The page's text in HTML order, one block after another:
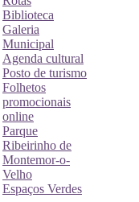
Biblioteca
Galeria
Municipal
Agenda cultural
Posto de turismo
Folhetos
promocionais
online
Parque
Ribeirinho de
Montemor-o-
Velho
Espaços Verdes